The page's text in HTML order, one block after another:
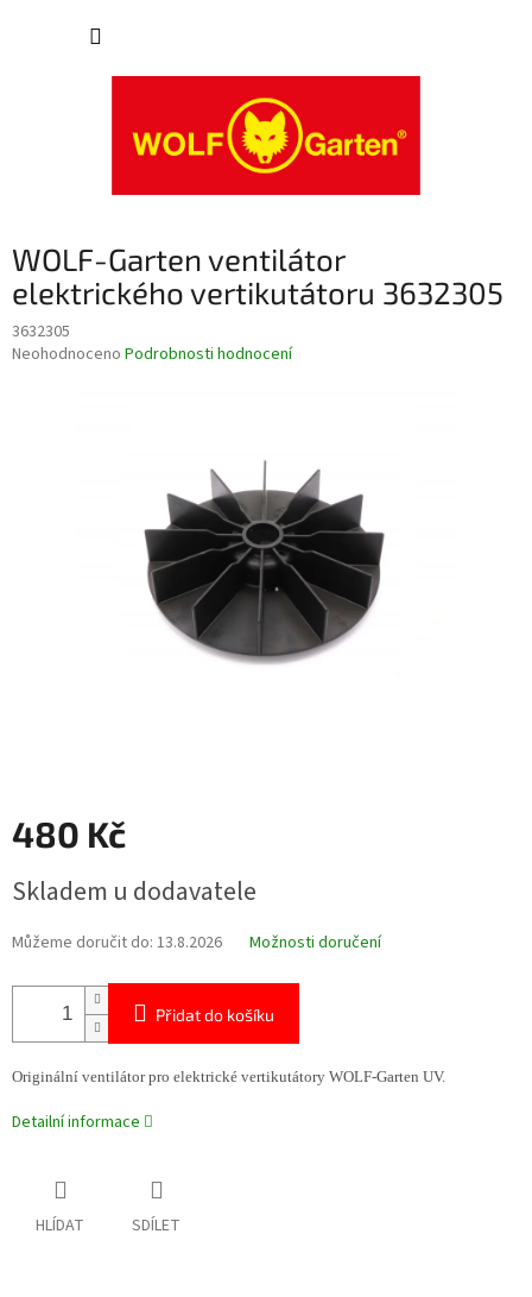
WOLF-Garten ventilátor
elektrického vertikutátoru 3632305
3632305
Průměrné
Neohodnoceno Podrobnosti hodnocení
480 Kč
cena:
Skladem u dodavatele
Můžeme doručit do: 13.8.2026 Možnosti doručení
Přidat do košíku
Originální ventilátor pro elektrické vertikutátory WOLF-Garten UV.
Detailní informace
HLÍDAT SDÍLET